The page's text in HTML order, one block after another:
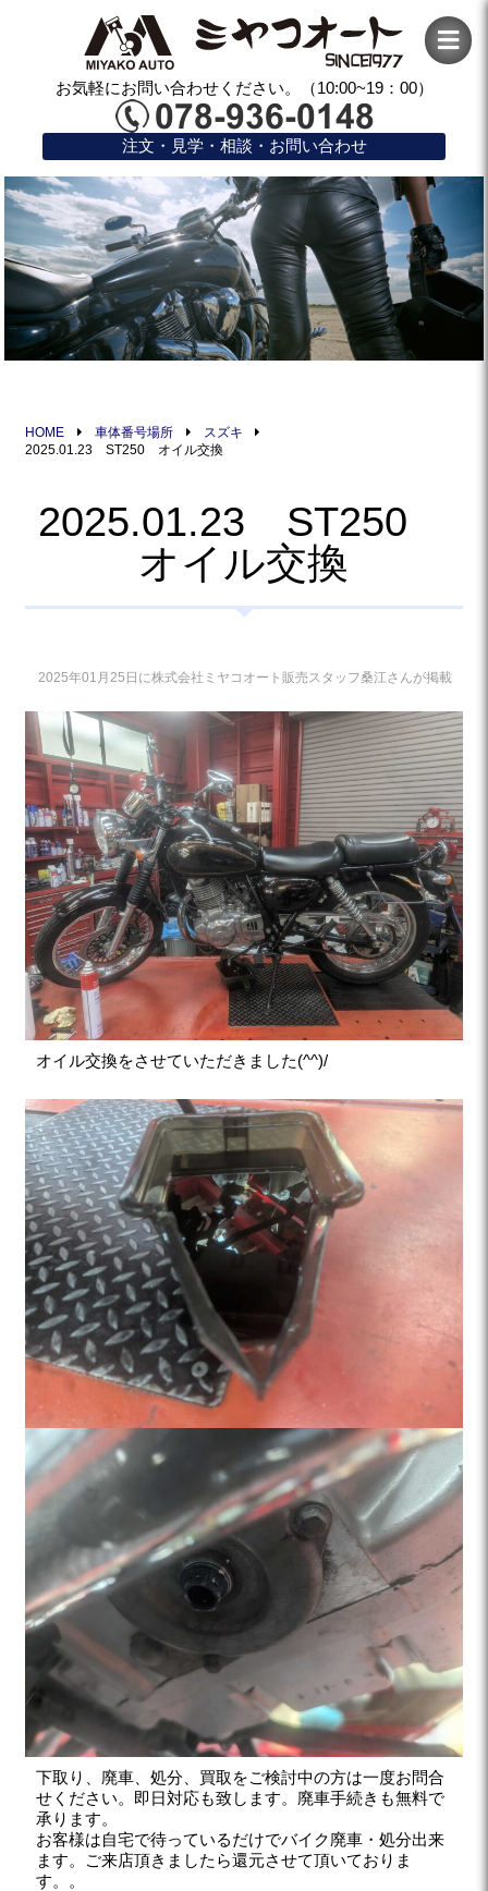
お気軽にお問い合わせください。（10:00~19：00）
注文・見学・相談・お問い合わせ
HOME 車体番号場所
スズキ
2025.01.23 ST250 オイル交換
2025.01.23 ST250
オイル交換
2025年01月25日に株式会社ミヤコオート販売スタッフ桑江さんが掲載
オイル交換をさせていただきました(^^)/
下取り、廃車、処分、買取をご検討中の方は一度お問合
せください。即日対応も致します。廃車手続きも無料で
承ります。
お客様は自宅で待っているだけでバイク廃車・処分出来
ます。ご来店頂きましたら還元させて頂いておりま
す。。